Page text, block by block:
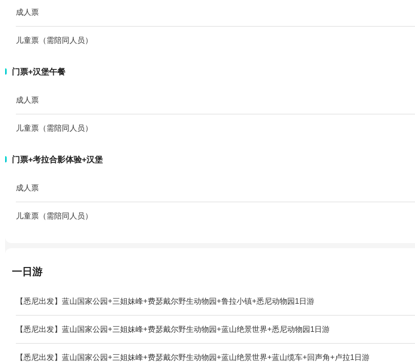
成人票
儿童票（需陪同人员）
门票+汉堡午餐
成人票
儿童票（需陪同人员）
门票+考拉合影体验+汉堡
成人票
儿童票（需陪同人员）
一日游
【悉尼出发】蓝山国家公园+三姐妹峰+费瑟戴尔野生动物园+鲁拉小镇+悉尼动物园1日游
【悉尼出发】蓝山国家公园+三姐妹峰+费瑟戴尔野生动物园+蓝山绝景世界+悉尼动物园1日游
【悉尼出发】蓝山国家公园+三姐妹峰+费瑟戴尔野生动物园+蓝山绝景世界+蓝山缆车+回声角+卢拉1日游